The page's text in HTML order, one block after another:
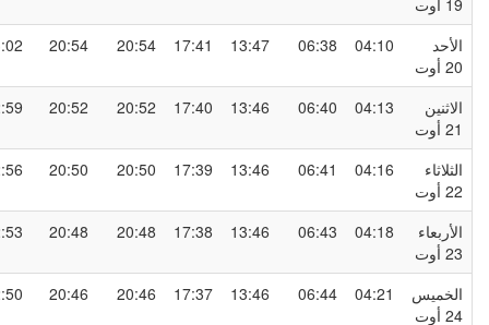
04:10
06:38
13:47
17:41
20:54
20:54
23:02
04:13
06:40
13:46
17:40
20:52
20:52
22:59
04:16
06:41
13:46
17:39
20:50
20:50
22:56
04:18
06:43
13:46
17:38
20:48
20:48
22:53
04:21
06:44
13:46
17:37
20:46
20:46
22:50